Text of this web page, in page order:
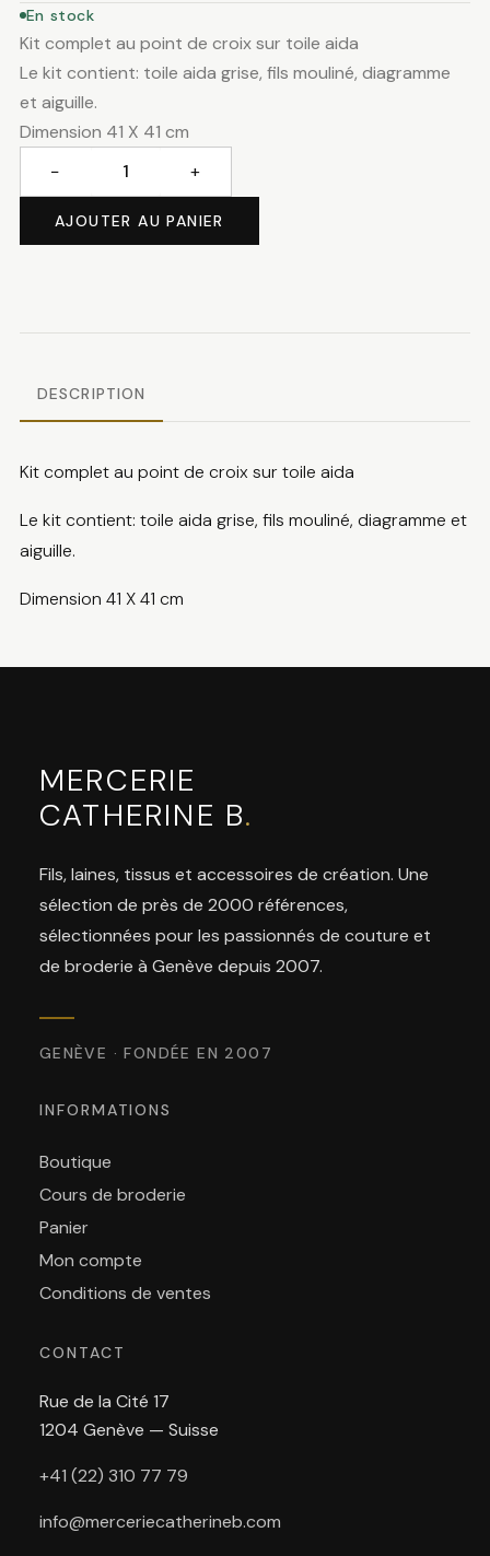
En stock
Kit complet au point de croix sur toile aida
Le kit contient: toile aida grise, fils mouliné, diagramme
et aiguille.
Dimension 41 X 41 cm
Mésange
guirlande
− +
AJOUTER AU PANIER
DESCRIPTION
Kit complet au point de croix sur toile aida
Le kit contient: toile aida grise, fils mouliné, diagramme et
aiguille.
Dimension 41 X 41 cm
MERCERIE
CATHERINE B.
Fils, laines, tissus et accessoires de création. Une
sélection de près de 2000 références,
sélectionnées pour les passionnés de couture et
de broderie à Genève depuis 2007.
GENÈVE · FONDÉE EN 2007
INFORMATIONS
Boutique
Cours de broderie
Panier
Mon compte
Conditions de ventes
CONTACT
Rue de la Cité 17
1204 Genève — Suisse
+41 (22) 310 77 79
info@merceriecatherineb.com